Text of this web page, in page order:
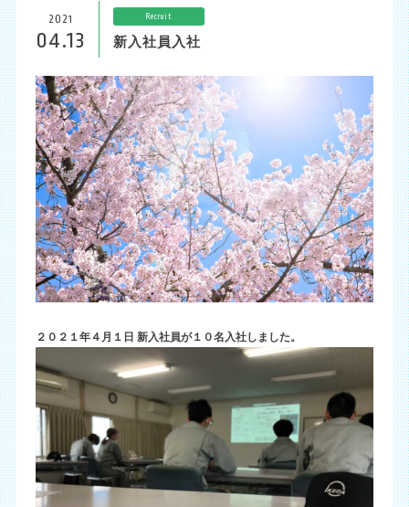
2021
04.13
Recruit
新入社員入社
２ ０２１年４月１日 新入社員が１０名入社しました。